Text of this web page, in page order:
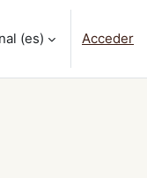
‎(es)‎ Acceder